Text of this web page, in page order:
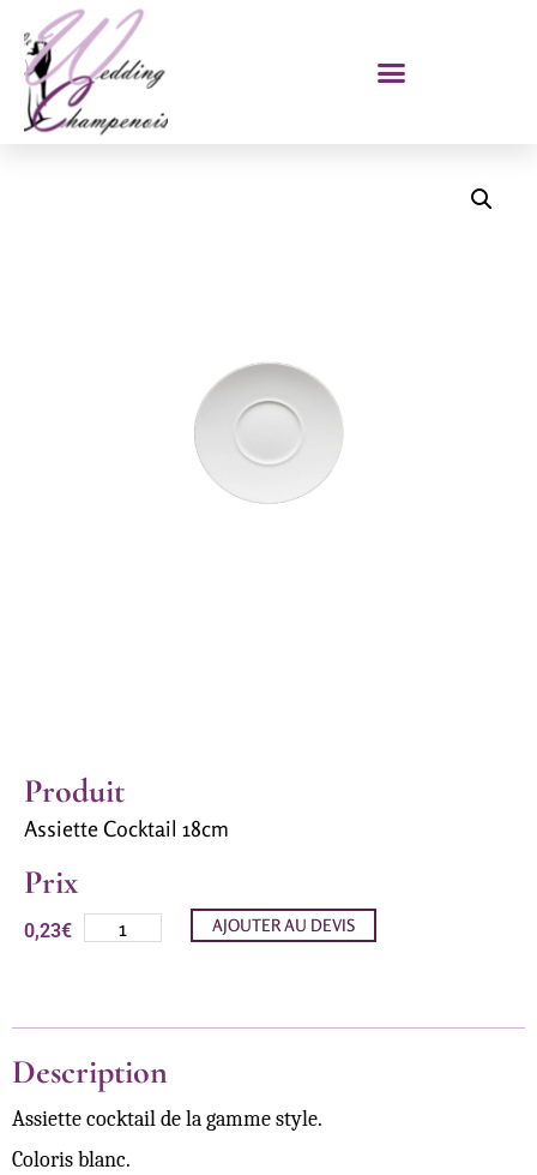
Produit
Assiette Cocktail 18cm
Prix
0,23€ AJOUTER AU DEVIS
Description
Assiette cocktail de la gamme style.
Coloris blanc.